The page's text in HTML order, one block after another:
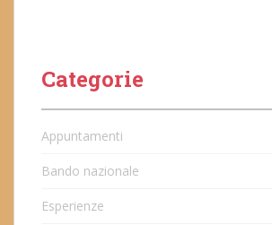
Categorie
Appuntamenti
Bando nazionale
Esperienze